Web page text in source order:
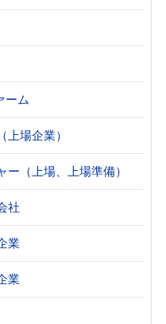
ーム
場企業）
（上場、上場準備）
社
業
業